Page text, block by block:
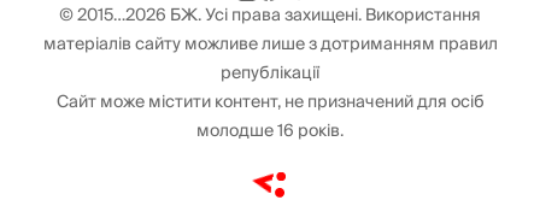
© 2015…2026 БЖ. Усі права захищені. Використання
матеріалів сайту можливе лише з дотриманням правил
републікації
Сайт може містити контент, не призначений для осіб
молодше 16 років.